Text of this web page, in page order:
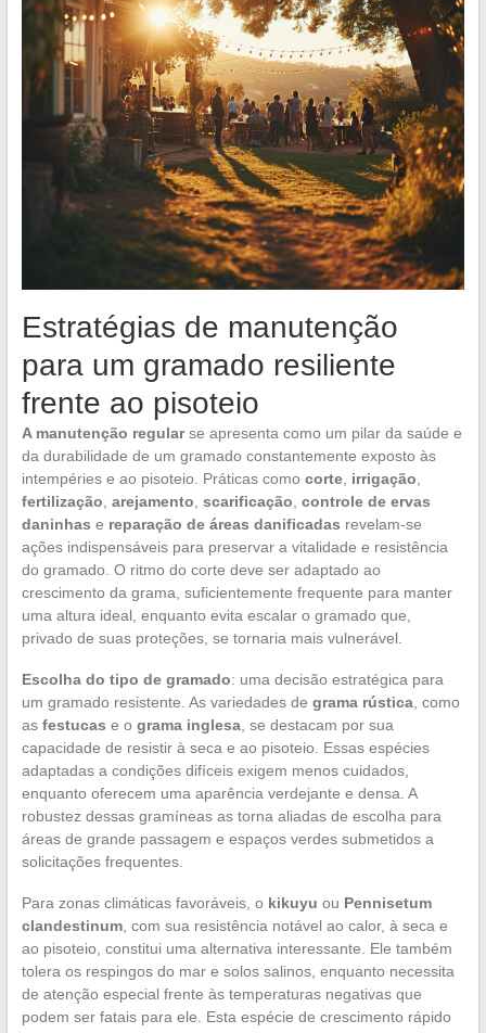
Estratégias de manutenção
para um gramado resiliente
frente ao pisoteio
A manutenção regularse apresenta como um pilar da saúde e
da durabilidade de um gramado constantemente exposto às
intempéries e ao pisoteio. Práticas como corte, irrigação,
fertilização, arejamento, scarificação, controle de ervas
daninhas e reparação de áreas danificadas revelam-se
ações indispensáveis para preservar a vitalidade e resistência
do gramado. O ritmo do corte deve ser adaptado ao
crescimento da grama, suficientemente frequente para manter
uma altura ideal, enquanto evita escalar o gramado que,
privado de suas proteções, se tornaria mais vulnerável.
Escolha do tipo de gramado: uma decisão estratégica para
um gramado resistente. As variedades de grama rústica, como
as festucas e o grama inglesa, se destacam por sua
capacidade de resistir à seca e ao pisoteio. Essas espécies
adaptadas a condições difíceis exigem menos cuidados,
enquanto oferecem uma aparência verdejante e densa. A
robustez dessas gramíneas as torna aliadas de escolha para
áreas de grande passagem e espaços verdes submetidos a
solicitações frequentes.
Para zonas climáticas favoráveis, o kikuyu ou Pennisetum
clandestinum, com sua resistência notável ao calor, à seca e
ao pisoteio, constitui uma alternativa interessante. Ele também
tolera os respingos do mar e solos salinos, enquanto necessita
de atenção especial frente às temperaturas negativas que
podem ser fatais para ele. Esta espécie de crescimento rápido